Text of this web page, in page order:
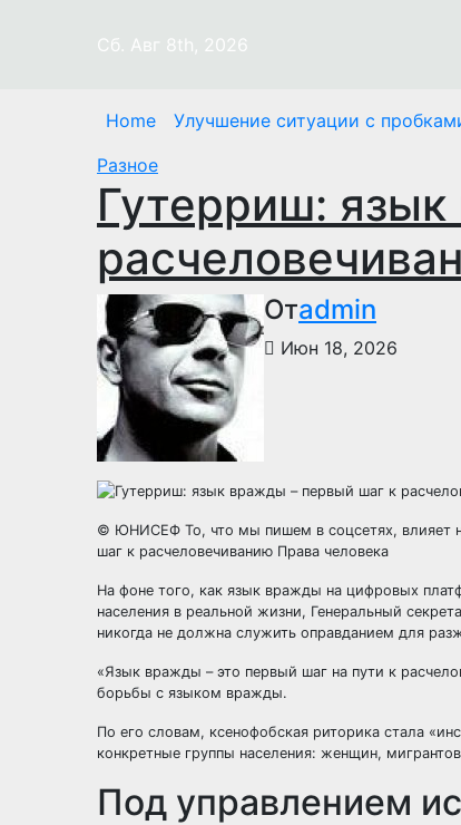
Сб. Авг 8th, 2026
Home Улучшение ситуации с
Разное
Гутерриш:
Отadmin
Июн 18, 2026
© ЮНИСЕФ То, что мы пишем в соцсетях, влияет
шаг к расчеловечиванию Права человека
На фоне того, как язык вражды на цифровых
населения в реальной жизни, Генеральный
никогда не должна служить оправданием для
«Язык вражды – это первый шаг на пути к
борьбы с языком вражды.
По его словам, ксенофобская риторика стала
конкретные группы населения: женщин,
Под управлением